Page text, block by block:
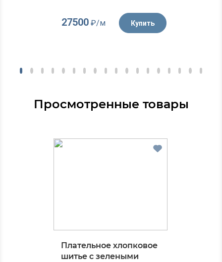
27500₽/м Купить
Просмотренные товары
Плательное хлопковое
шитье с зелеными